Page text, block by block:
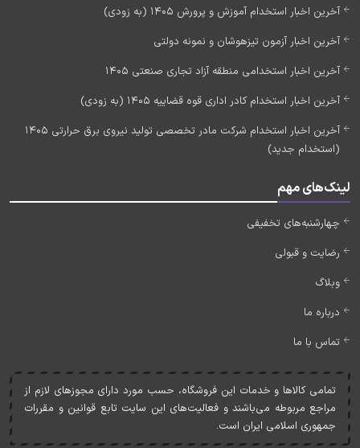
آخرین اخبار استخدام آموزش و پرورش 1405 (به زودی)
آخرین اخبار آزمون تیزهوشان و نمونه دولتی
آخرین اخبار استخدامی منطقه آزاد تجاری صنعتی 1405
آخرین اخبار استخدام کادر اداری قوه قضاییه 1405 (به زودی)
آخرین اخبار استخدام شرکت مادر تخصصی تولید نیروی برق حرارتی 1405
(استخدام جدید)
لینک‌های مهم
چهارشنبه‌های تخفیفی
رضایت و قبولی
وبلاگ
درباره ما
تماس با ما
تمامی کالاها و خدمات اين فروشگاه، حسب مورد دارای مجوزهای لازم از
مراجع مربوطه می‌باشند و فعاليت‌های اين سايت تابع قوانين و مقررات
جمهوری اسلامی ايران است.